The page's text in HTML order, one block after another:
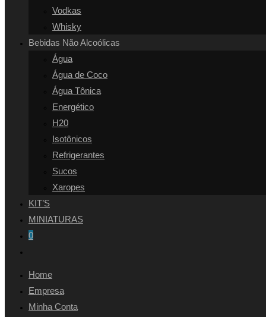
Vodkas
Whisky
Bebidas Não Alcoólicas
Água
Água de Coco
Água Tônica
Energético
H20
Isotônicos
Refrigerantes
Sucos
Xaropes
KIT’S
MINIATURAS
0
Home
Empresa
Minha Conta